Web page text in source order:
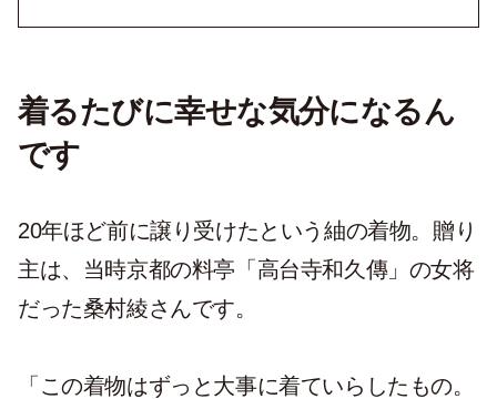
着るたびに幸せな気分になるん
です
20年ほど前に譲り受けたという紬の着物。贈り
主は、当時京都の料亭「高台寺和久傳」の女将
だった桑村綾さんです。
「この着物はずっと大事に着ていらしたもの。